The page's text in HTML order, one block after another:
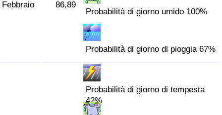
Febbraio 86,89
Probabilità di giorno umido 100%
Probabilità di giorno di pioggia 67%
Probabilità di giorno di tempesta
42%
Traffico
Indice del traffico per Nazione